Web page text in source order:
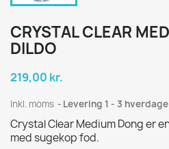
CRYSTAL CLEAR
DILDO
219,00 kr.
Inkl. moms Levering 1 - 3 hverdage
Crystal Clear Medium Dong er
med sugekop fod.